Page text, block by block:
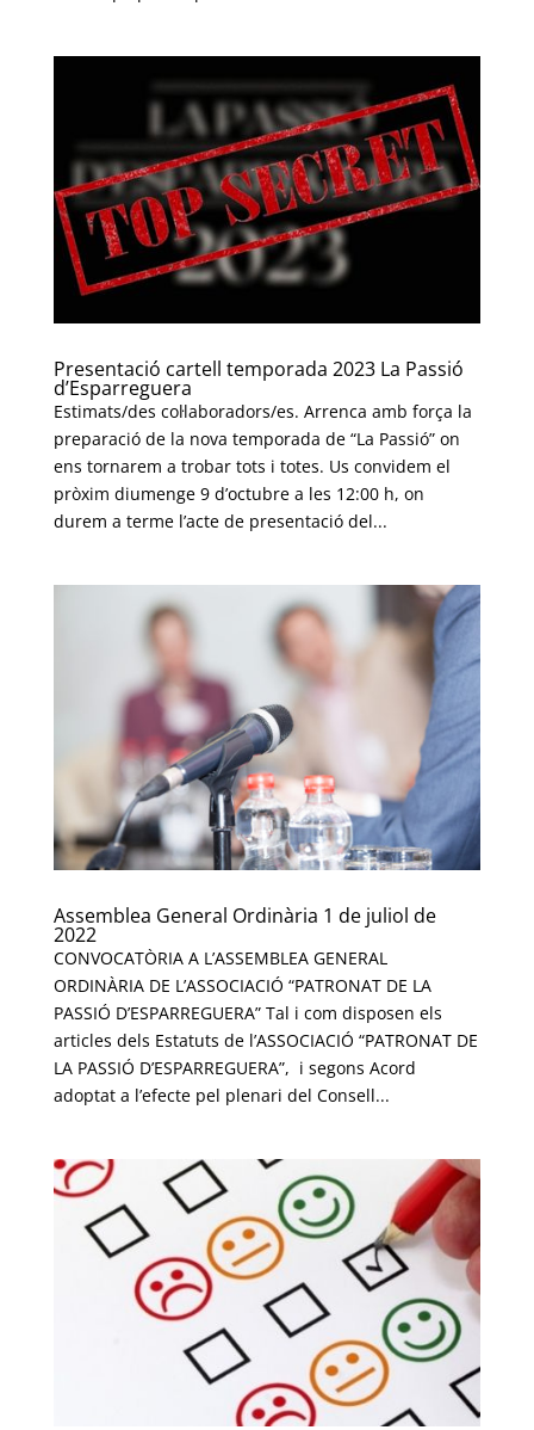
Presentació cartell temporada 2023 La Passió
d’Esparreguera
Estimats/des col·laboradors/es. Arrenca amb força la
preparació de la nova temporada de “La Passió” on
ens tornarem a trobar tots i totes. Us convidem el
pròxim diumenge 9 d’octubre a les 12:00 h, on
durem a terme l’acte de presentació del...
Assemblea General Ordinària 1 de juliol de
2022
CONVOCATÒRIA A L’ASSEMBLEA GENERAL
ORDINÀRIA DE L’ASSOCIACIÓ “PATRONAT DE LA
PASSIÓ D’ESPARREGUERA” Tal i com disposen els
articles dels Estatuts de l’ASSOCIACIÓ “PATRONAT DE
LA PASSIÓ D’ESPARREGUERA”, i segons Acord
adoptat a l’efecte pel plenari del Consell...